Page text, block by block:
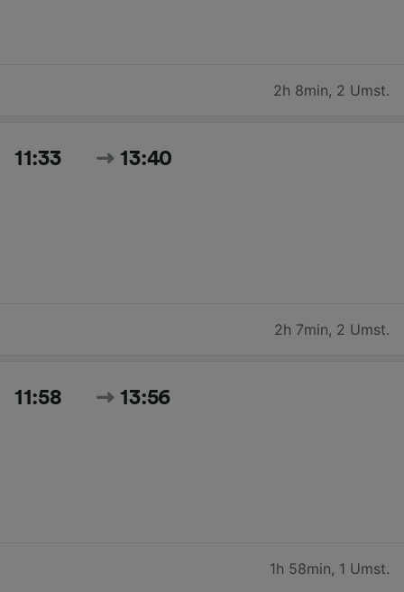
2h 8min, 2 Umst.
11:33 13:40
2h 7min, 2 Umst.
11:58 13:56
1h 58min, 1 Umst.